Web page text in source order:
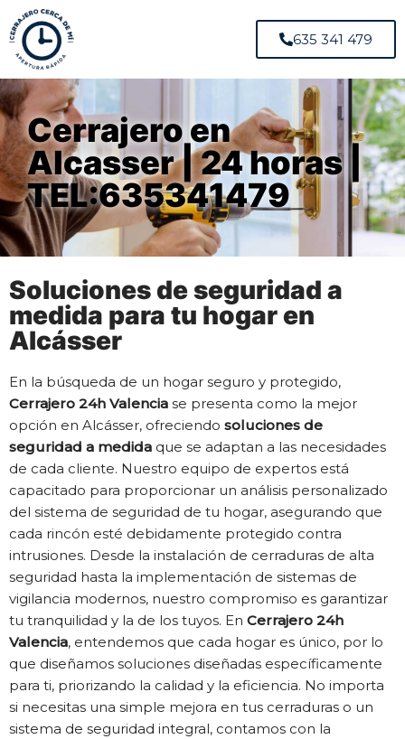
635 341 479
Cerrajero en
Alcasser | 24 horas |
TEL:635341479
Soluciones de seguridad a
medida para tu hogar en
Alcásser
En la búsqueda de un hogar seguro y protegido,
Cerrajero 24h Valencia se presenta como la mejor
opción en Alcásser, ofreciendo soluciones de
seguridad a medida que se adaptan a las necesidades
de cada cliente. Nuestro equipo de expertos está
capacitado para proporcionar un análisis personalizado
del sistema de seguridad de tu hogar, asegurando que
cada rincón esté debidamente protegido contra
intrusiones. Desde la instalación de cerraduras de alta
seguridad hasta la implementación de sistemas de
vigilancia modernos, nuestro compromiso es garantizar
tu tranquilidad y la de los tuyos. En Cerrajero 24h
Valencia, entendemos que cada hogar es único, por lo
que diseñamos soluciones diseñadas específicamente
para ti, priorizando la calidad y la eficiencia. No importa
si necesitas una simple mejora en tus cerraduras o un
sistema de seguridad integral, contamos con la